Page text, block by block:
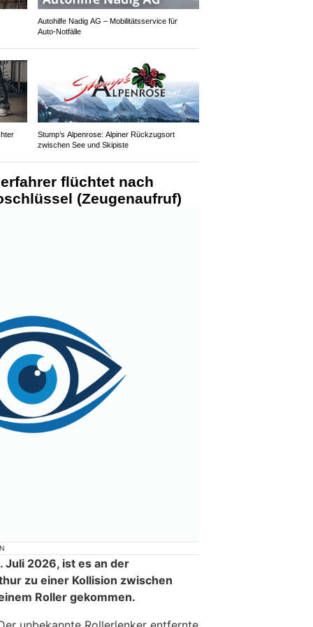
Autohilfe Nadig AG – Mobilitätsservice für
Auto‑Notfälle
Stump’s Alpenrose: Alpiner Rückzugsort
zwischen See und Skipiste
flüchtet nach
(Zeugenaufruf)
Juli 2026, ist es an der
zu einer Kollision zwischen
Roller gekommen.